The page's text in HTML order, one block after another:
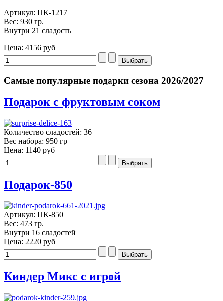
Артикул: ПК-1217
Вес: 930 гр.
Внутри 21 сладость
Цена: 4156 руб
Самые популярные подарки сезона 2026/2027
Подарок с фруктовым соком
Количество сладостей: 36
Вес набора: 950 гр
Цена: 1140 руб
Подарок-850
Артикул: ПК-850
Вес: 473 гр.
Внутри 16 сладостей
Цена: 2220 руб
Киндер Микс с игрой